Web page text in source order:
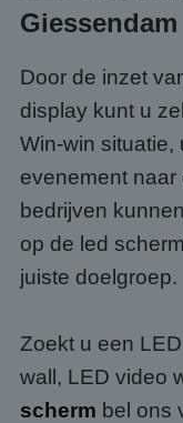
Giessendam
Door de inzet
display kunt u
Win-win situatie,
evenement
bedrijven
op de led
juiste doelgroep.
Zoekt u een
wall, LED video
scherm bel ons